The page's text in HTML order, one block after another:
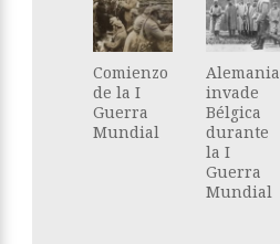
Comienzo
de la I
Guerra
Mundial
Alemania
invade
Bélgica
durante
la I
Guerra
Mundial